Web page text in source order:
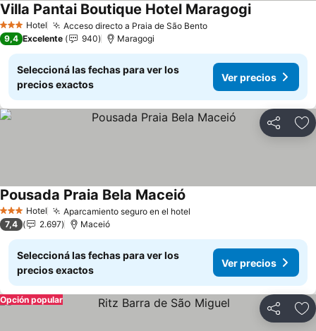
3 Estrellas
Hotel Acceso directo a Praia de São BentoVer precios
Villa Pantai Boutique Hotel MaragogiVer precios
9,4 Excelente 940 Maragogi
Seleccioná las fechas para ver los
precios exactos
Ver precios
Compartir
3 Estrellas
Hotel Aparcamiento seguro en el hotel
Pousada Praia Bela Maceió
7,4 2.697 Maceió
Seleccioná las fechas para ver los
precios exactos
Ver precios
Compartir
Opción popular